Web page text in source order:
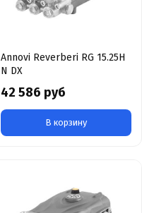
Annovi Reverberi RG 15.25H
N DX
42 586 руб
В корзину